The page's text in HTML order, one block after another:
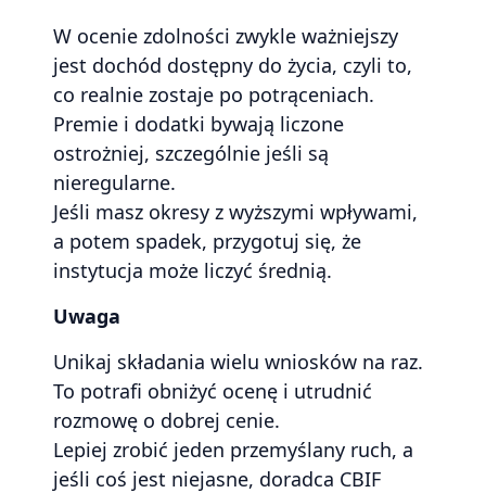
W ocenie zdolności zwykle ważniejszy
jest dochód dostępny do życia, czyli to,
co realnie zostaje po potrąceniach.
Premie i dodatki bywają liczone
ostrożniej, szczególnie jeśli są
nieregularne.
Jeśli masz okresy z wyższymi wpływami,
a potem spadek, przygotuj się, że
instytucja może liczyć średnią.
Uwaga
Unikaj składania wielu wniosków na raz.
To potrafi obniżyć ocenę i utrudnić
rozmowę o dobrej cenie.
Lepiej zrobić jeden przemyślany ruch, a
jeśli coś jest niejasne, doradca CBIF